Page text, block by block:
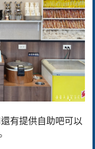
有提供自助吧可以